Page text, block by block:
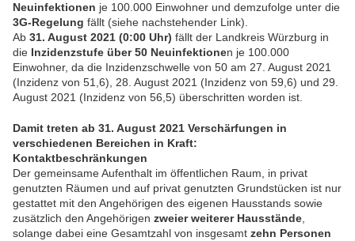
Neuinfektionen je 100.000 Einwohner und demzufolge unter die
3G-Regelung fällt (siehe nachstehender Link).
Ab 31. August 2021 (0:00 Uhr) fällt der Landkreis Würzburg in
die Inzidenzstufe über 50 Neuinfektionen je 100.000
Einwohner, da die Inzidenzschwelle von 50 am 27. August 2021
(Inzidenz von 51,6), 28. August 2021 (Inzidenz von 59,6) und 29.
August 2021 (Inzidenz von 56,5) überschritten worden ist.
Damit treten ab 31. August 2021 Verschärfungen in
verschiedenen Bereichen in Kraft:
Kontaktbeschränkungen
Der gemeinsame Aufenthalt im öffentlichen Raum, in privat
genutzten Räumen und auf privat genutzten Grundstücken ist nur
gestattet mit den Angehörigen des eigenen Hausstands sowie
zusätzlich den Angehörigen zweier weiterer Hausstände
solange dabei eine Gesamtzahl von insgesamt zehn Personen